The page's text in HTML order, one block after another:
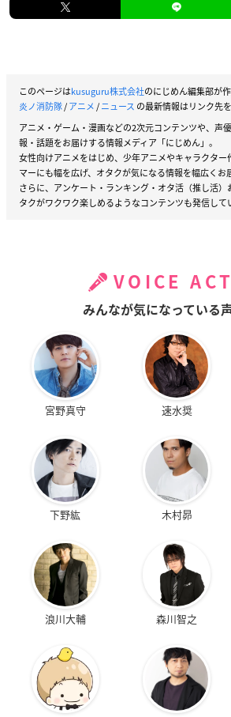
このページはkusuguru株式会社のにじめん編集部が
炎ノ消防隊/アニメ/ニュース の最新情報はリンク先
アニメ・ゲーム・漫画などの2次元コンテンツや、声
報・話題をお届けする情報メディア「にじめん」。
女性向けアニメをはじめ、少年アニメやキャラクタ
マーにも幅を広げ、オタクが気になる情報を幅広くお
さらに、アンケート・ランキング・オタ活（推し活）
タクがワクワク楽しめるようなコンテンツも発信して
VOICE
みんなが気になっている
宮野真守 速水奨
下野紘 木村昴
浪川大輔 森川智之